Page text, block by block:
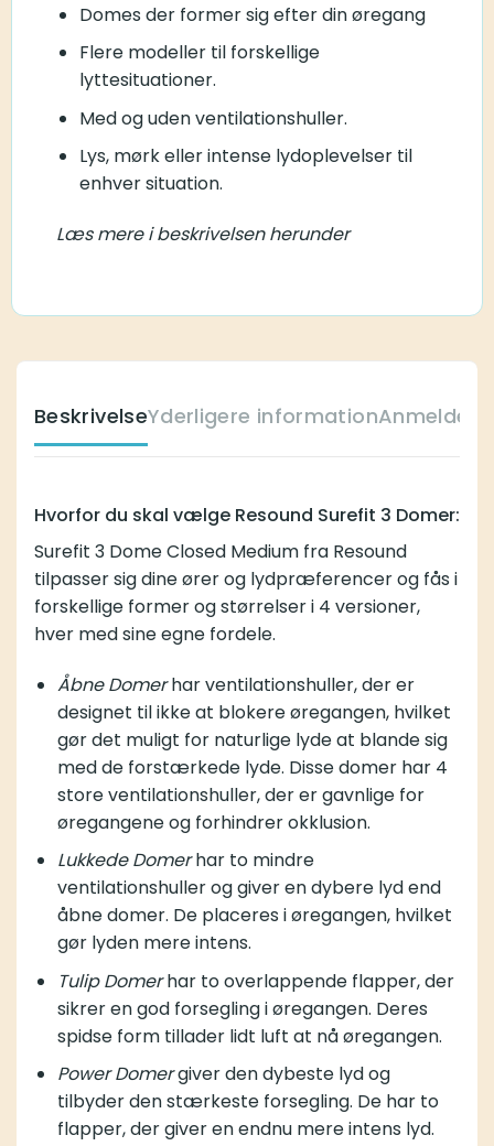
Domes der former sig efter din øregang
Flere modeller til forskellige
lyttesituationer.
Med og uden ventilationshuller.
Lys, mørk eller intense lydoplevelser til
enhver situation.
Læs mere i beskrivelsen herunder
BeskrivelseYderligere information
Hvorfor du skal vælge Resound Surefit 3 Domer:
Surefit 3 Dome Closed Medium fra Resound
tilpasser sig dine ører og lydpræferencer og fås i
forskellige former og størrelser i 4 versioner,
hver med sine egne fordele.
Åbne Domerhar ventilationshuller, der er
designet til ikke at blokere øregangen, hvilket
gør det muligt for naturlige lyde at blande sig
med de forstærkede lyde. Disse domer har 4
store ventilationshuller, der er gavnlige for
øregangene og forhindrer okklusion.
Lukkede Domerhar to mindre
ventilationshuller og giver en dybere lyd end
åbne domer. De placeres i øregangen, hvilket
gør lyden mere intens.
Tulip Domerhar to overlappende flapper, der
sikrer en god forsegling i øregangen. Deres
spidse form tillader lidt luft at nå øregangen.
Power Domergiver den dybeste lyd og
tilbyder den stærkeste forsegling. De har to
flapper, der giver en endnu mere intens lyd.